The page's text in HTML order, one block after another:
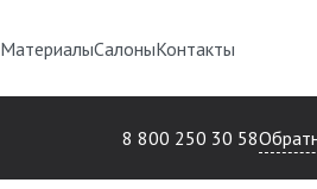
МатериалыСалоныКонтакты
8 800 250 30 58